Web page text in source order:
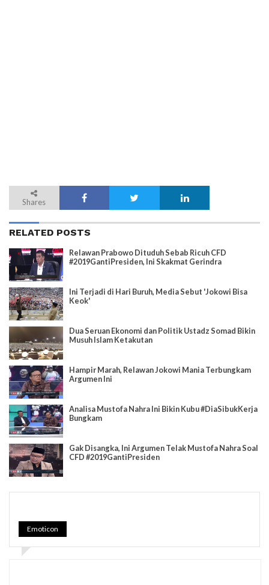
Shares
RELATED POSTS
Relawan Prabowo Dituduh Sebab Ricuh CFD
#2019GantiPresiden, Ini Skakmat Gerindra
Ini Terjadi di Hari Buruh, Media Sebut 'Jokowi Bisa
Keok'
Dua Seruan Ekonomi dan Politik Ustadz Somad Bikin
Musuh Islam Ketakutan
Hampir Marah, Relawan Jokowi Mania Terbungkam
Argumen Ini
Analisa Mustofa Nahra Ini Bikin Kubu #DiaSibukKerja
Bungkam
Gak Disangka, Ini Argumen Telak Mustofa Nahra Soal
CFD #2019GantiPresiden
Emoticon